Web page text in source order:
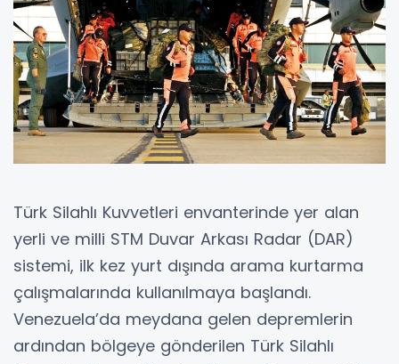
Türk Silahlı Kuvvetleri envanterinde yer alan
yerli ve milli STM Duvar Arkası Radar (DAR)
sistemi, ilk kez yurt dışında arama kurtarma
çalışmalarında kullanılmaya başlandı.
Venezuela’da meydana gelen depremlerin
ardından bölgeye gönderilen Türk Silahlı